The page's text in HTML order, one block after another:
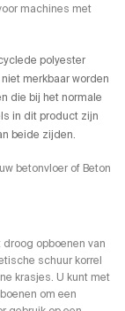
machines met
polyester
merkbaar worden
die bij het normale
in dit product zijn
beide zijden.
betonvloer of Beton
opboenen van
schuur korrel
krasjes. U kunt met
om een